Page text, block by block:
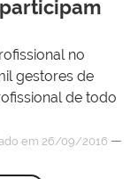
no
gestores de
de todo
em 26/09/2016 —